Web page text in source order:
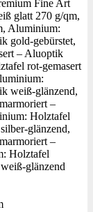
Fine Art
glatt 270 g/qm,
Aluminium:
gold-gebürstet,
– Aluoptik
rot-gemasert
weiß-glänzend,
–
Holztafel
glänzend,
–
Holztafel
glänzend